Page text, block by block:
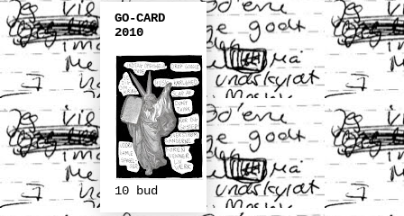
GO-CARD
2010
10 bud